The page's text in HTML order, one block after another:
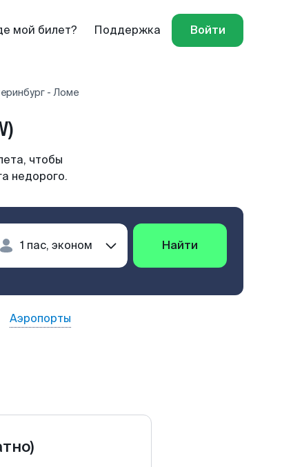
мой билет? Поддержка Войти
- Ломе
чтобы
недорого.
Найти
Аэропорты